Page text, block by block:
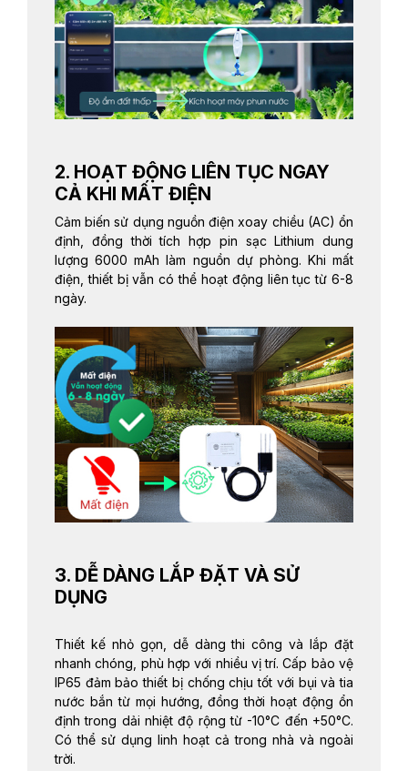
2. HOẠT ĐỘNG LIÊN TỤC NGAY
CẢ KHI MẤT ĐIỆN
Cảm biến sử dụng nguồn điện xoay chiều (AC) ổn
định, đồng thời tích hợp pin sạc Lithium dung
lượng 6000 mAh làm nguồn dự phòng. Khi mất
điện, thiết bị vẫn có thể hoạt động liên tục từ 6-8
ngày.
3. DỄ DÀNG LẮP ĐẶT VÀ SỬ
DỤNG
Thiết kế nhỏ gọn, dễ dàng thi công và lắp đặt
nhanh chóng, phù hợp với nhiều vị trí. Cấp bảo vệ
IP65 đảm bảo thiết bị chống chịu tốt với bụi và tia
nước bắn từ mọi hướng, đồng thời hoạt động ổn
định trong dải nhiệt độ rộng từ -10°C đến +50°C.
Có thể sử dụng linh hoạt cả trong nhà và ngoài
trời.